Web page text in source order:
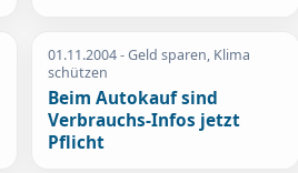
01.11.2004- Geld sparen, Klima
schützen
Beim Autokauf sind
Verbrauchs-Infos jetzt
Pflicht